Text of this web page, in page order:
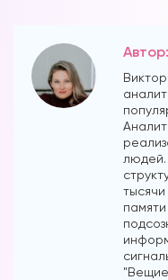
людей.
информацию
Скачайте